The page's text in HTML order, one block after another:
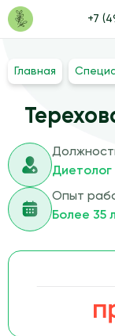
+7
Главная
Диетолог
Опыт
Более 35